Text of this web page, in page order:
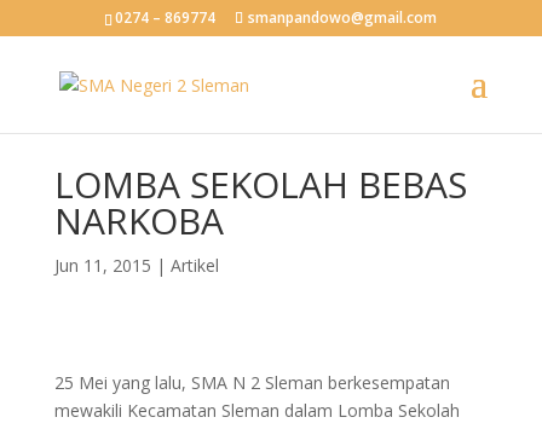
0274 – 869774 smanpandowo@gmail.com
LOMBA SEKOLAH BEBAS
NARKOBA
Jun 11, 2015 | Artikel
25 Mei yang lalu, SMA N 2 Sleman berkesempatan
mewakili Kecamatan Sleman dalam Lomba Sekolah